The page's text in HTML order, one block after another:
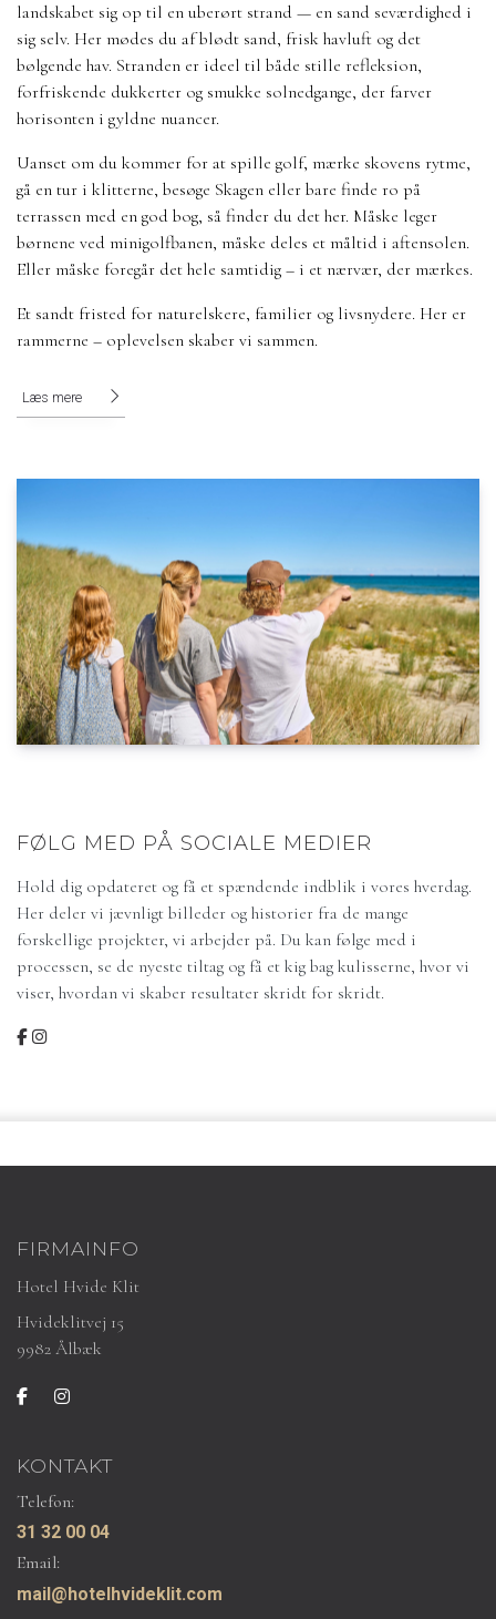
landskabet sig op til en uberørt strand — en sand seværdighed i
sig selv. Her mødes du af blødt sand, frisk havluft og det
bølgende hav. Stranden er ideel til både stille refleksion,
forfriskende dukkerter og smukke solnedgange, der farver
horisonten i gyldne nuancer.
Uanset om du kommer for at spille golf, mærke skovens rytme,
gå en tur i klitterne, besøge Skagen eller bare finde ro på
terrassen med en god bog, så finder du det her. Måske leger
børnene ved minigolfbanen, måske deles et måltid i aftensolen.
Eller måske foregår det hele samtidig – i et nærvær, der mærkes.
Et sandt fristed for naturelskere, familier og livsnydere. Her er
rammerne – oplevelsen skaber vi sammen.
Læs mere
FØLG MED PÅ SOCIALE MEDIER
Hold dig opdateret og få et spændende indblik i vores hverdag.
Her deler vi jævnligt billeder og historier fra de mange
forskellige projekter, vi arbejder på. Du kan følge med i
processen, se de nyeste tiltag og få et kig bag kulisserne, hvor vi
viser, hvordan vi skaber resultater skridt for skridt.
FIRMAINFO
Hotel Hvide Klit
Hvideklitvej 15
9982 Ålbæk
KONTAKT
Telefon:
31 32 00 04
Email:
mail@hotelhvideklit.com